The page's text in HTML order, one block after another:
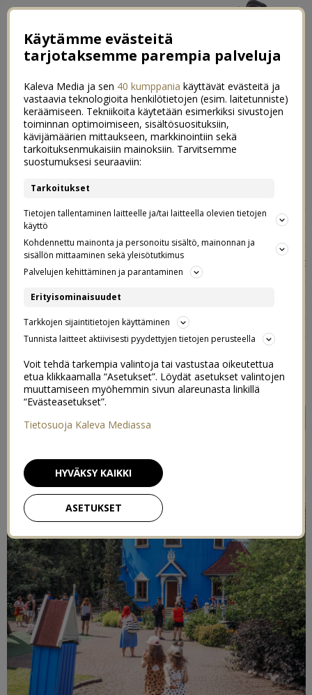
Päivä Muumimaailmassa
Meidän perheessä ei ennen kuopusta ole ollut sellaista
todellista muumi-fania. Toki Oton kanssa tykätään
kovasti muumeista, olivathan ne meidän omassa
lapsuudessa aivan super iso juttu. Isommat tytöt eivät
kuitenkaan koskaan oikein innostuneet muumeista sen
enempää, vaikka ihan mielellään ovat kuunnelleetkin
muumi-satuja. He eivät ole koskaan pyytäneet erikseen
muumi-leluja kaupasta, tai halunneet katsoa telkkarista
jos ne ovat sattuneet tulemaan.
Käytämme evästeitä
tarjotaksemme parempia palveluja
Kaleva Media ja sen 40 kumppania käyttävät evästeitä ja
vastaavia teknologioita henkilötietojen (esim. laitetunniste)
keräämiseen. Tekniikoita käytetään esimerkiksi sivustojen
toiminnan optimoimiseen, sisältösuosituksiin,
kävijämäärien mittaukseen, markkinointiin sekä
tarkoituksenmukaisiin mainoksiin. Tarvitsemme
suostumuksesi seuraaviin:
Tarkoitukset
Tietojen tallentaminen laitteelle ja/tai laitteella olevien tietojen
käyttö
Kohdennettu mainonta ja personoitu sisältö, mainonnan ja
sisällön mittaaminen sekä yleisötutkimus
Palvelujen kehittäminen ja parantaminen
Erityisominaisuudet
Tarkkojen sijaintitietojen käyttäminen
Tunnista laitteet aktiivisesti pyydettyjen tietojen perusteella
Voit tehdä tarkempia valintoja tai vastustaa oikeutettua
etua klikkaamalla “Asetukset”. Löydät asetukset valintojen
muuttamiseen myöhemmin sivun alareunasta linkillä
“Evästeasetukset”.
Tietosuoja Kaleva Mediassa
ASETUKSET
HYVÄKSY KAIKKI